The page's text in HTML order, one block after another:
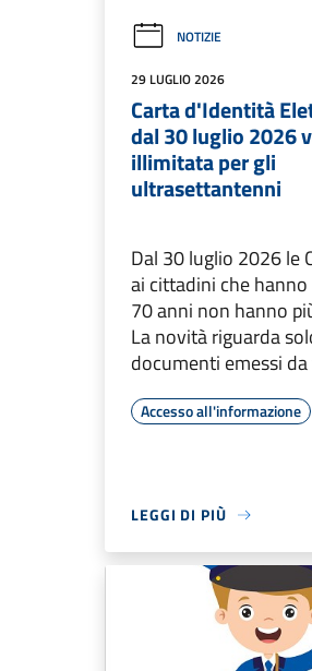
NOTIZIE
29 LUGLIO 2026
Carta d'Identità
dal 30 luglio 2026
illimitata per gli
ultrasettantenni
Dal 30 luglio 2026 le
ai cittadini che
70 anni non hanno
La novità riguarda
documenti emessi
Accesso all'informazione
LEGGI DI PIÙ